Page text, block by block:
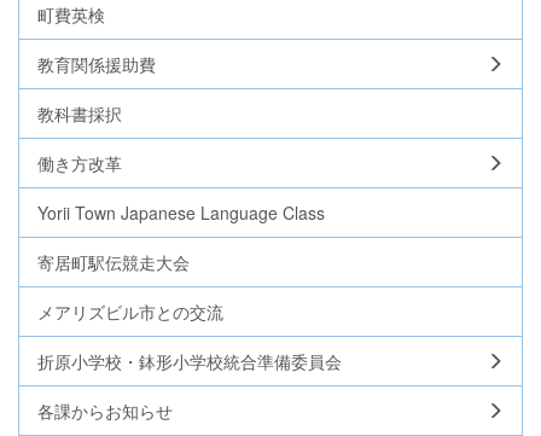
町費英検
教育関係援助費
教科書採択
働き方改革
Yorii Town Japanese Language Class
寄居町駅伝競走大会
メアリズビル市との交流
折原小学校・鉢形小学校統合準備委員会
各課からお知らせ